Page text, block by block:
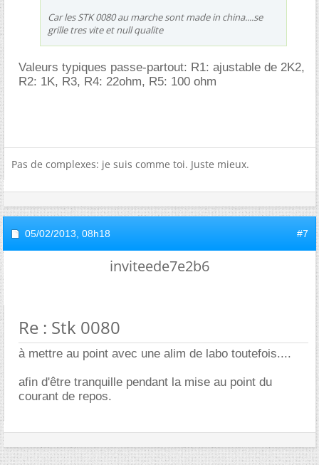
Car les STK 0080 au marche sont made in china....se
grille tres vite et null qualite
Valeurs typiques passe-partout: R1: ajustable de 2K2,
R2: 1K, R3, R4: 22ohm, R5: 100 ohm
Pas de complexes: je suis comme toi. Juste mieux.
05/02/2013, 08h18 #7
inviteede7e2b6
Re : Stk 0080
à mettre au point avec une alim de labo toutefois....
afin d'être tranquille pendant la mise au point du
courant de repos.